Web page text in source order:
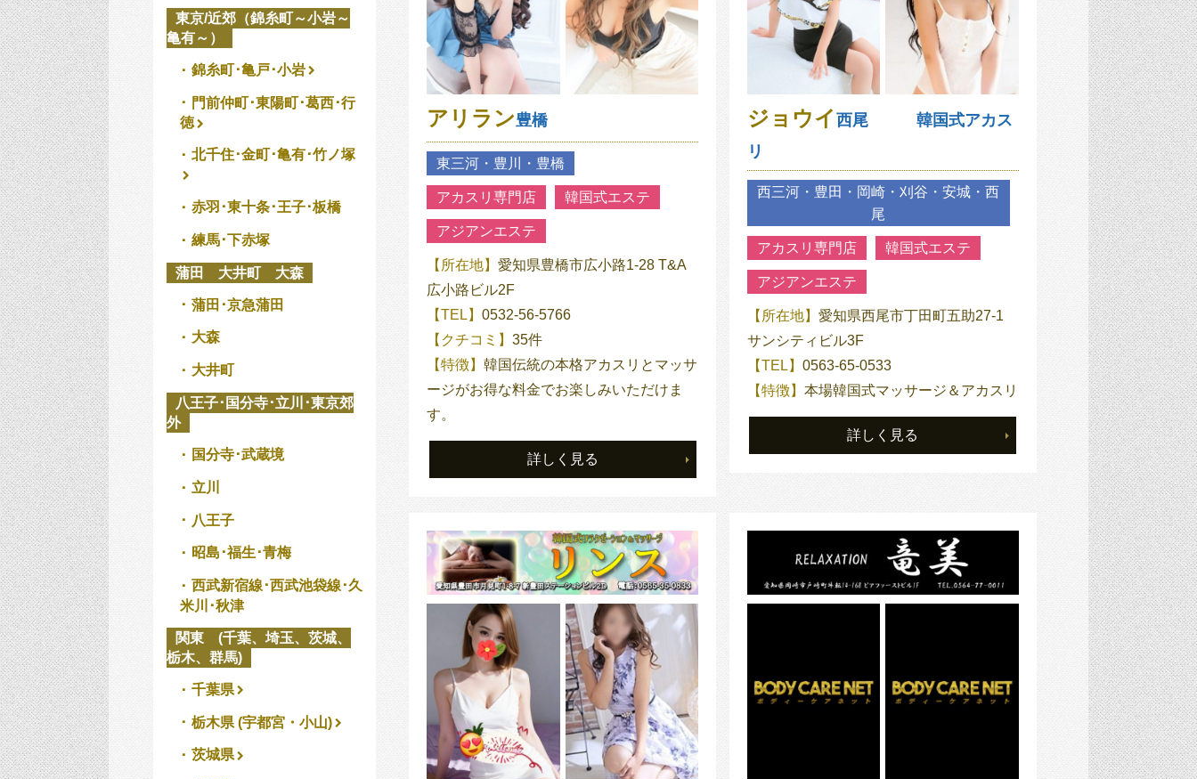
アリラン豊橋
東三河・豊川・豊橋
アカスリ専門店 韓国式エステ
アジアンエステ
【所在地】愛知県豊橋市広小路1-28 T&A
広小路ビル2F
【TEL】0532-56-5766
【クチコミ】35件
【特徴】韓国伝統の本格アカスリとマッサ
ージがお得な料金でお楽しみいただけま
す。
詳しく見る
ジョウイ 西尾 韓国式アカス
リ
西三河・豊田・岡崎・刈谷・安城・西
尾
アカスリ専門店 韓国式エステ
アジアンエステ
【所在地】 愛知県西尾市丁田町五助27-1
サンシティビル3F
【TEL】 0563-65-0533
【特徴】 本場韓国式マッサージ＆アカスリ
詳しく見る
東京/近郊（錦糸町～小岩～
亀有～）
錦糸町･亀戸･小岩
門前仲町･東陽町･葛西･行
徳
北千住･金町･亀有･竹ノ塚
赤羽･東十条･王子･板橋
練馬･下赤塚
蒲田 大井町 大森
蒲田･京急蒲田
大森
大井町
八王子･国分寺･立川･東京郊
外
国分寺･武蔵境
立川
八王子
昭島･福生･青梅
西武新宿線･西武池袋線･久
米川･秋津
関東 (千葉、埼玉、茨城、
栃木、群馬)
千葉県
栃木県 (宇都宮・小山)
茨城県